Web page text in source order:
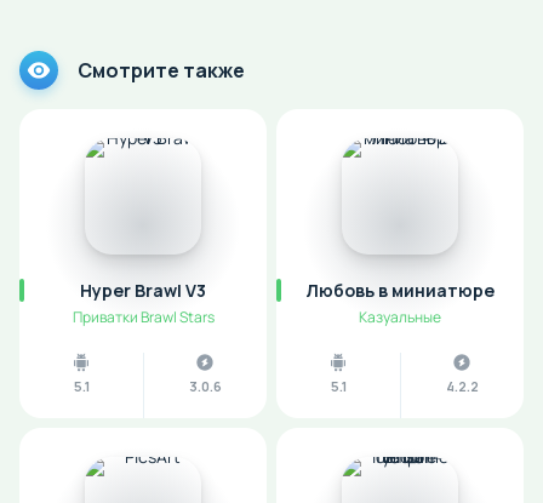
Смотрите также
Hyper Brawl V3
Приватки Brawl Stars
5.1 3.0.6
Любовь в миниатюре
Казуальные
5.1 4.2.2